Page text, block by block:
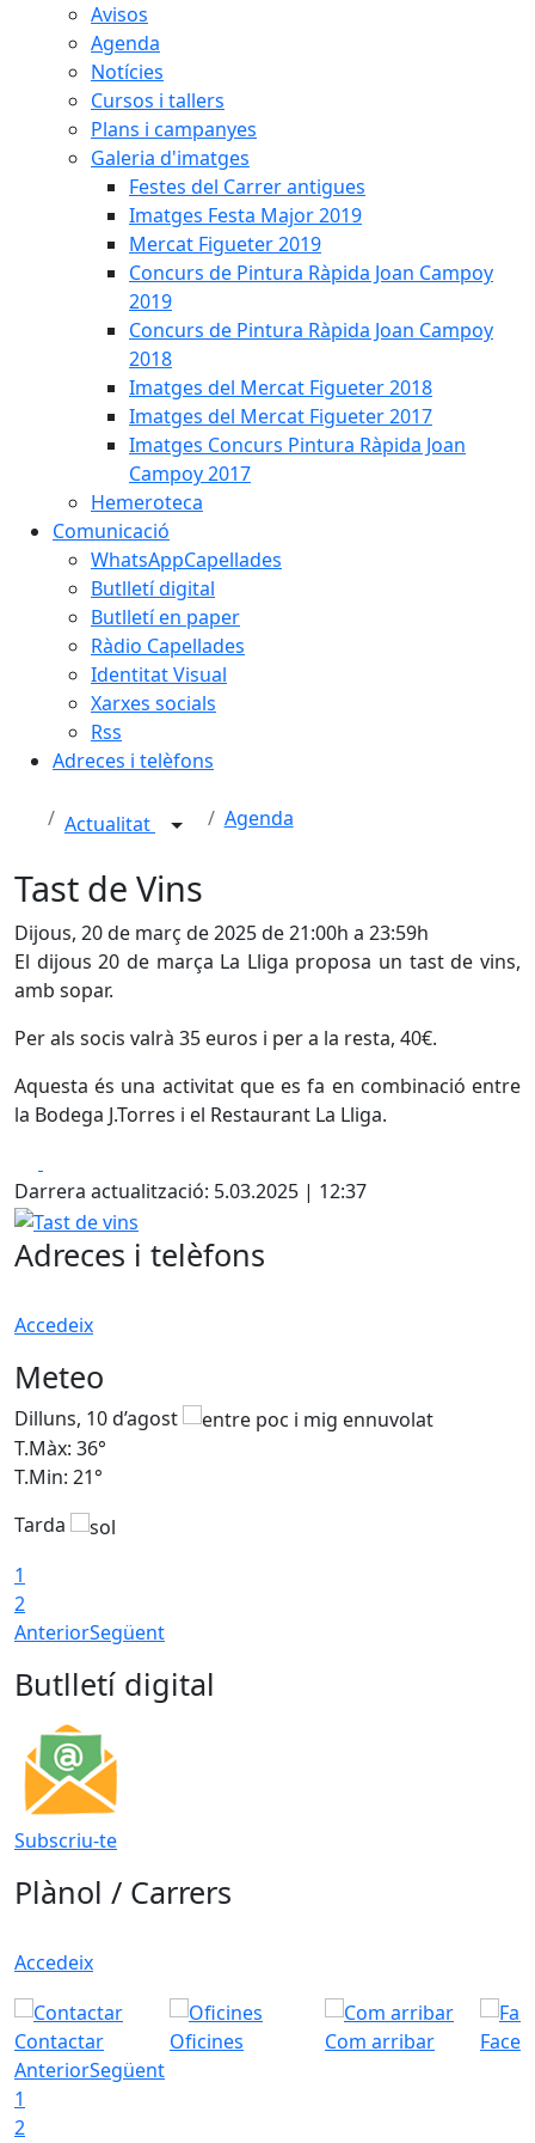
Avisos
Agenda
Notícies
Cursos i tallers
Plans i campanyes
Galeria d'imatges
Festes del Carrer antigues
Imatges Festa Major 2019
Mercat Figueter 2019
Concurs de Pintura Ràpida Joan Campoy
2019
Concurs de Pintura Ràpida Joan Campoy
2018
Imatges del Mercat Figueter 2018
Imatges del Mercat Figueter 2017
Imatges Concurs Pintura Ràpida Joan
Campoy 2017
Hemeroteca
Comunicació
WhatsAppCapellades
Butlletí digital
Butlletí en paper
Ràdio Capellades
Identitat Visual
Xarxes socials
Rss
Adreces i telèfons
Actualitat Agenda
Tast de Vins
Dijous, 20 de març de 2025 de 21:00h a 23:59h
El dijous 20 de marça La Lliga proposa un tast de vins,
amb sopar.
Per als socis valrà 35 euros i per a la resta, 40€.
Aquesta és una activitat que es fa en combinació entre
la Bodega J.Torres i el Restaurant La Lliga.
Darrera actualització: 5.03.2025 | 12:37
Tast de vins
Adreces i telèfons
Accedeix
Meteo
Dilluns, 10 d’agost
T.Màx: 36°
T.Min: 21°
Tarda
1
2
AnteriorSegüent
Butlletí digital
Subscriu-te
Plànol / Carrers
Accedeix
Contactar Oficines Com arribar
AnteriorSegüent
1
2